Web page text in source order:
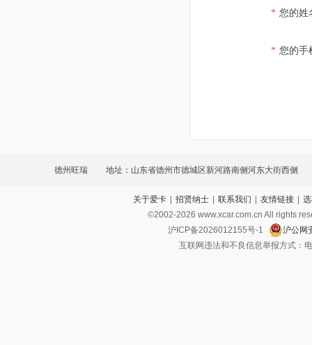
* 您的姓
* 您的手
德州旺瑞 地址：山东省德州市德城区新河路南侧河东大街西侧
关于爱卡 | 招贤纳士 | 联系我们 | 友情链接 |
©2002-2026 www.xcar.com.cn All rights
沪ICP备2026012155号-1
沪公网
互联网违法和不良信息举报方式：